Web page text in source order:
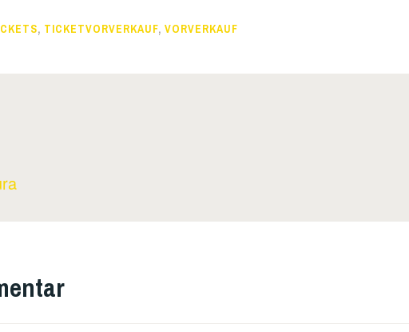
, TICKETVORVERKAUF, VORVERKAUF